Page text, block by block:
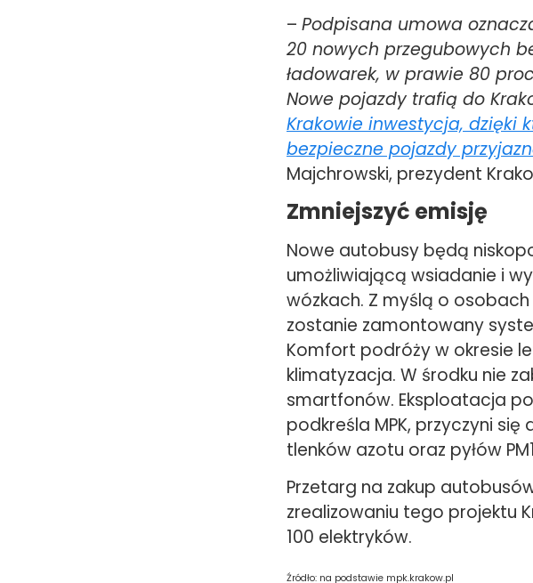
– Podpisana umowa
20 nowych przegubowych
ładowarek, w prawie 80
Nowe pojazdy trafią do
Krakowie inwestycja, dzięki
bezpieczne pojazdy
Majchrowski, prezydent
Zmniejszyć emisję
Nowe autobusy będą
umożliwiającą wsiadanie i
wózkach. Z myślą o
zostanie zamontowany
Komfort podróży w okresie
klimatyzacja. W środku nie
smartfonów. Eksploatacja
podkreśla MPK, przyczyni
tlenków azotu oraz pyłów
Przetarg na zakup
zrealizowaniu tego projektu
100 elektryków.
Źródło: na podstawie mpk.krakow.pl